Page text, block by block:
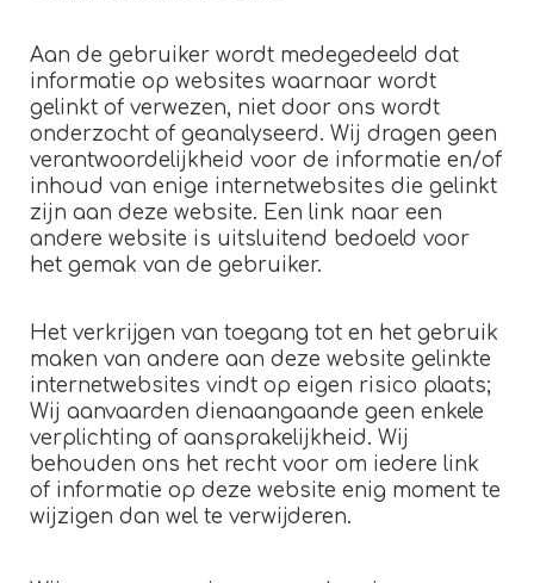
Aan de gebruiker wordt medegedeeld dat
informatie op websites waarnaar wordt
gelinkt of verwezen, niet door ons wordt
onderzocht of geanalyseerd. Wij dragen geen
verantwoordelijkheid voor de informatie en/of
inhoud van enige internetwebsites die gelinkt
zijn aan deze website. Een link naar een
andere website is uitsluitend bedoeld voor
het gemak van de gebruiker.
Het verkrijgen van toegang tot en het gebruik
maken van andere aan deze website gelinkte
internetwebsites vindt op eigen risico plaats;
Wij aanvaarden dienaangaande geen enkele
verplichting of aansprakelijkheid. Wij
behouden ons het recht voor om iedere link
of informatie op deze website enig moment te
wijzigen dan wel te verwijderen.